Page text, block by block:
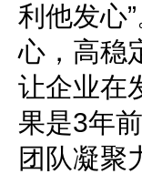
利他发心
心，高稳
让企业在
果是3年
团队凝聚